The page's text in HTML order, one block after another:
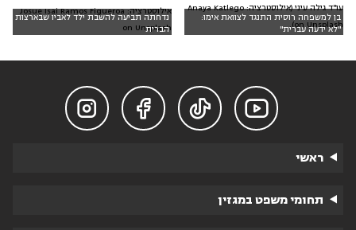
בן למשפחה רוסית התנגד לצוואת אימו:
"לא ידעה עברית"
עו"ד גילה עיני (אילוסטרציה: Anaya Katlego
on Unsplash).
נדחתה תביעה להשבת ילד לאביו שבארצות
הברית
אילוסטרציה: Josue Isai Ramos Figueroa
on Unsplash




ראשי
תחומי משפט במגזין